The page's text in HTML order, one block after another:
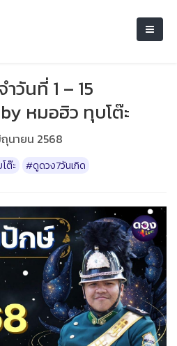
วันที่ 1 – 15
หมอฮิว ทุบโต๊ะ
นายน 2568
ต๊ะ #ดูดวง7วันเกิด